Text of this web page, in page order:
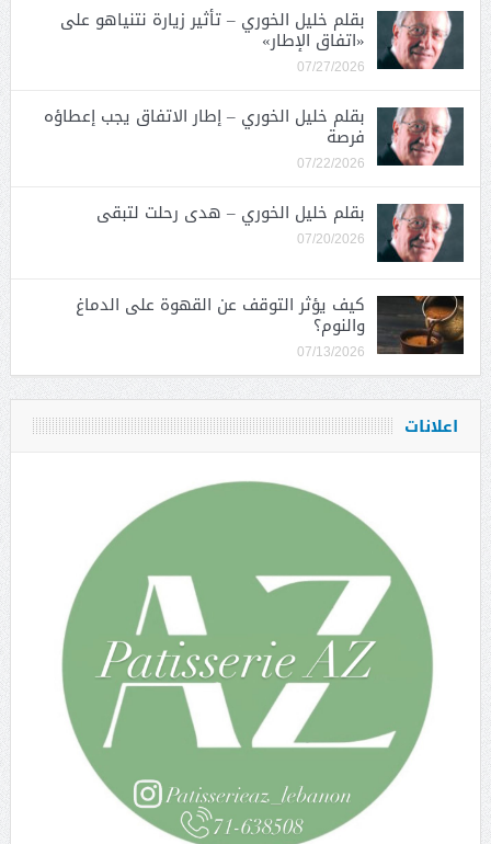
بقلم خليل الخوري – تأثير زيارة نتنياهو على
«اتفاق الإطار»
07/27/2026
بقلم خليل الخوري – إطار الاتفاق يجب إعطاؤه
فرصة
07/22/2026
بقلم خليل الخوري – هدى رحلت لتبقى
07/20/2026
كيف يؤثر التوقف عن القهوة على الدماغ
والنوم؟
07/13/2026
اعلانات